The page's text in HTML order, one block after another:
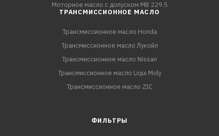
Моторное масло с допуском MB 229.5
ТРАНСМИССИОННОЕ МАСЛО
Трансмиссионное масло Honda
Трансмиссионное масло Лукойл
Трансмиссионное масло Nissan
Трансмиссионное масло Liqui Moly
Трансмиссионное масло ZIC
ФИЛЬТРЫ